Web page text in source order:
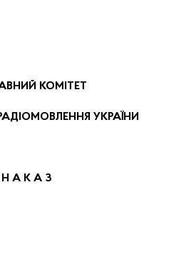
КОМІТЕТ
УКРАЇНИ
Н А К А З